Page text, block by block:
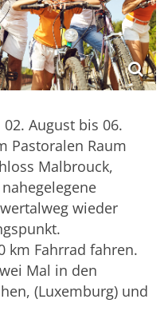
August bis 06.
Pastoralen Raum
Malbrouck,
wieder
km Fahrrad fahren.
Mal in den
(Luxemburg) und